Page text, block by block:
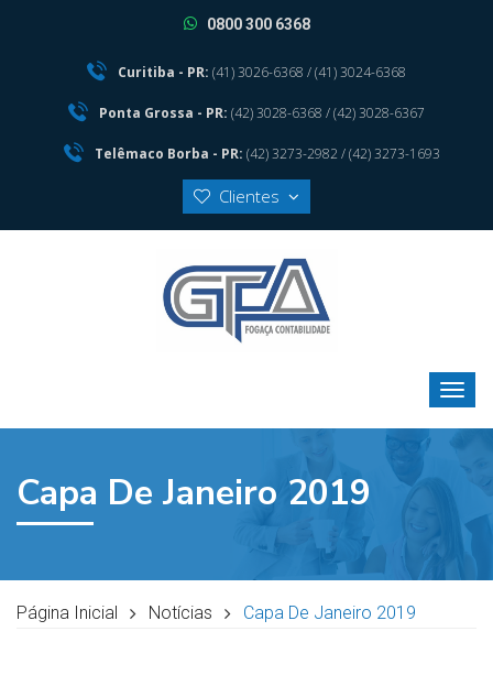
0800 300 6368
Curitiba - PR: (41) 3026-6368 / (41) 3024-6368
Ponta Grossa - PR: (42) 3028-6368 / (42) 3028-6367
Telêmaco Borba - PR: (42) 3273-2982 / (42) 3273-1693
Clientes
Capa De Janeiro 2019
Página Inicial Notícias Capa De Janeiro 2019